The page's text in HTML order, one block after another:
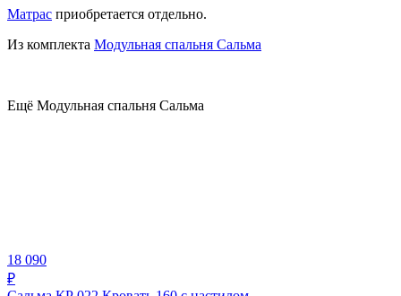
Матрас приобретается отдельно.
Из комплекта Модульная спальня Сальма
Ещё Модульная спальня Сальма
18 090
₽